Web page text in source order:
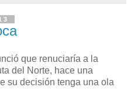
que renuciaría a la
del Norte, hace una
su decisión tenga una ola